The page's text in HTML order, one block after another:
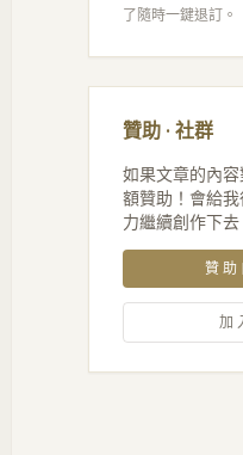
了隨時一鍵退訂。
贊助 · 社群
如果文章的內
額贊助！會給
力繼續創作下去
贊助
加